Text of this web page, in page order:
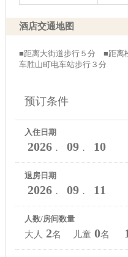
酒店交通地图
■距离大街道步行５分 ■距离
车胜山町电车站步行３分
预订条件
入住日期
2026． 09． 10
退房日期
2026． 09． 11
人数/房间数量
大人 2名 儿童 0名 1